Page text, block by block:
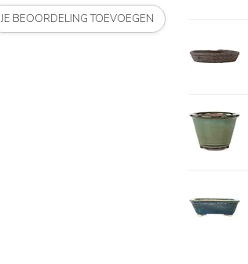
JE BEOORDELING TOEVOEGEN